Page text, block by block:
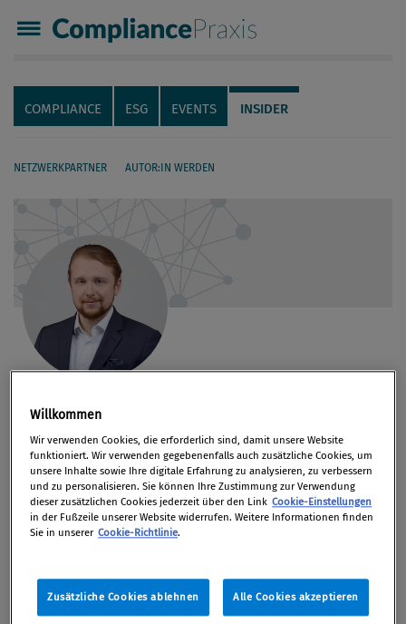
Compliance Praxis
Servicenavigation
Navigation
COMPLIANCE ESG EVENTS INSIDER
NETZWERKPARTNER AUTOR:IN WERDEN
Mag. Franz Hufnagl
Artikel auf Xing teilen
Artikel auf linkedIn teilen
Artikel auf Facebook teilen
Artikellink kopieren
Artikel per Mail teilen
Vita
Mag. Franz Hufnagl ist Rechtsanwaltsanwärter
bei EY Law – Pelzmann Gall Größ Rechtsanwälte
Willkommen
Wir verwenden Cookies, die erforderlich sind, damit unsere Website
funktioniert. Wir verwenden gegebenenfalls auch zusätzliche Cookies, um
unsere Inhalte sowie Ihre digitale Erfahrung zu analysieren, zu verbessern
und zu personalisieren. Sie können Ihre Zustimmung zur Verwendung
dieser zusätzlichen Cookies jederzeit über den Link Cookie-Einstellungen
in der Fußzeile unserer Website widerrufen. Weitere Informationen finden
Sie in unserer Cookie-Richtlinie.
Zusätzliche Cookies ablehnen Alle Cookies akzeptieren